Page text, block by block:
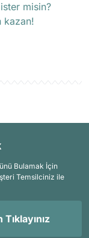
misin?
kazan!
Bulamak İçin
Temsilciniz ile